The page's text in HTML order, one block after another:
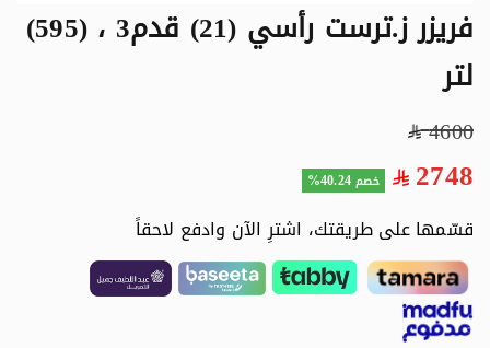
فريزر ز.ترست رأسي (21) قدم3 ، (595)
لتر
4600
2748 خصم40.24%
قسّمها على طريقتك، اشترِ الآن وادفع لاحقاً